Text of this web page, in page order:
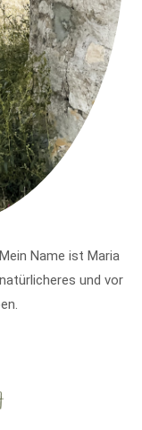
Name ist Maria
und vor